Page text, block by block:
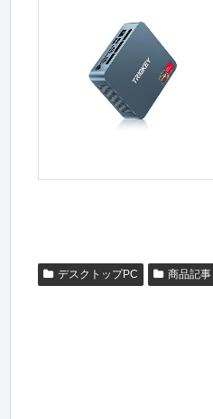
デスクトップPC 商品記事